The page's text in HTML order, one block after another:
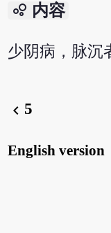
bubble_chart 内容
少阴病，脉沉
chevron_left 5
English version